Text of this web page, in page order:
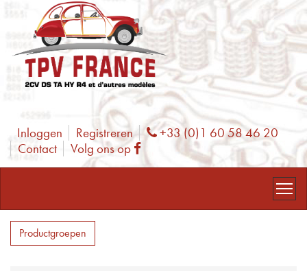
Inloggen Registreren Phone
+33 (0)1 60 58 46 20
Contact
Volg ons op Facebook
Productgroepen